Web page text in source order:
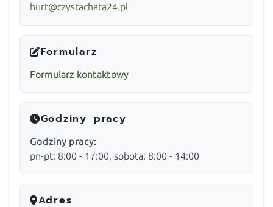
hurt@czystachata24.pl
Formularz
Formularz kontaktowy
Godziny pracy
Godziny pracy:
pn-pt: 8:00 - 17:00, sobota: 8:00 - 14:00
Adres